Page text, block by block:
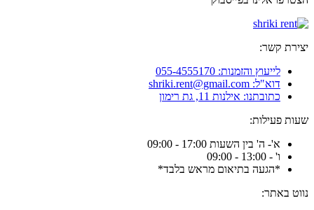
יצירת קשר:
לייעוץ והזמנות: 055-4555170
דוא"ל: shriki.rent@gmail.com
כתובתנו: אילנות 11, גת רימון
שעות פעילות:
א'- ה' בין השעות 17:00 - 09:00
ו' - 13:00 - 09:00
*הגעה בתיאום מראש בלבד*
נווט באתר: